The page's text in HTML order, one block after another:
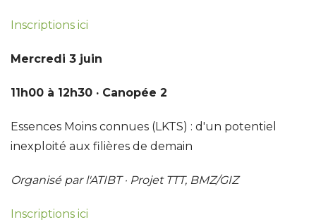
Inscriptions ici
Mercredi 3 juin
11h00 à 12h30 · Canopée 2
Essences Moins connues (LKTS) : d'un potentiel
inexploité aux filières de demain
Organisé par l'ATIBT · Projet TTT, BMZ/GIZ
Inscriptions ici